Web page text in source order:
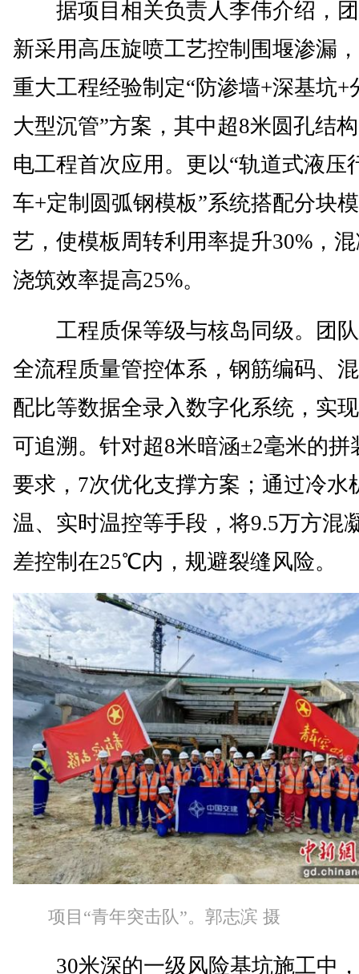
据项目相关负责人李伟介绍，
新采用高压旋喷工艺控制围堰渗漏
重大工程经验制定“防渗墙+深基坑+
大型沉管”方案，其中超8米圆孔结
电工程首次应用。更以“轨道式液压
车+定制圆弧钢模板”系统搭配分块
艺，使模板周转利用率提升30%，
浇筑效率提高25%。
工程质保等级与核岛同级。团
全流程质量管控体系，钢筋编码、
配比等数据全录入数字化系统，实
可追溯。针对超8米暗涵±2毫米的拼
要求，7次优化支撑方案；通过冷水
温、实时温控等手段，将9.5万方混
差控制在25℃内，规避裂缝风险。
项目“青年突击队”。郭志滨 摄
30米深的一级风险基坑施工中